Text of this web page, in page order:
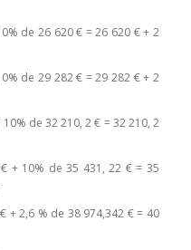
de 26 620 € = 26 620 € + 2
de 29 282 € = 29 282 € + 2
de 32 210, 2 € = 32 210, 2
+ 10% de 35 431, 22 € = 35
+ 2,6 % de 38 974,342 € = 40